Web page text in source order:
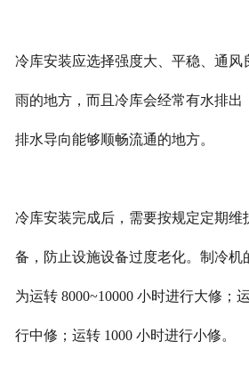
冷库安装应选择强度大、平稳、通风
雨的地方，而且冷库会经常有水排出
排水导向能够顺畅流通的地方。
冷库安装完成后，需要按规定定期维
备，防止设施设备过度老化。制冷机
为运转 8000~10000 小时进行大修；
行中修；运转 1000 小时进行小修。